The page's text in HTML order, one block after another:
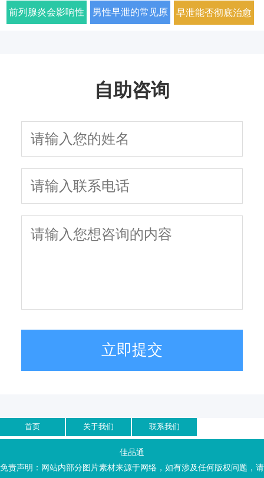
科医院排名 2026年口碑推荐 家详解病因与科学
吗？2026年科学治 见症状以及如何科 症状及改善方法全
前列腺炎会影响性 男性早泄的常见原 早泄能否彻底治愈
自助咨询
立即提交
首页 关于我们 联系我们
佳品通
免责声明：网站内部分图片素材来源于网络，如有涉及任何版权问题，请